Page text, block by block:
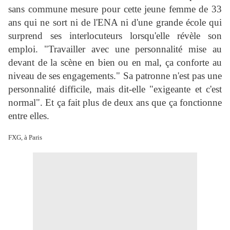
sans commune mesure pour cette jeune femme de 33
ans qui ne sort ni de l'ENA ni d'une grande école qui
surprend ses interlocuteurs lorsqu'elle révèle son
emploi. "Travailler avec une personnalité mise au
devant de la scène en bien ou en mal, ça conforte au
niveau de ses engagements." Sa patronne n'est pas une
personnalité difficile, mais dit-elle "exigeante et c'est
normal". Et ça fait plus de deux ans que ça fonctionne
entre elles.
FXG, à Paris